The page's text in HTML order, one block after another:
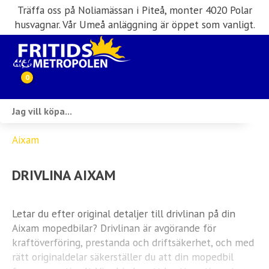
Träffa oss på Noliamässan i Piteå, monter 4020 Polar
husvagnar. Vår Umeå anläggning är öppet som vanligt.
0
Husbilsuthyrning
Verkstad
Aixam
DRIVLINA AIXAM
Letar du efter original detaljer till drivlinan på din
Aixam mopedbilar? Drivlinan är avgörande för
kraftöverföring, prestanda och driftsäkerhet, och med
rätt originaldelar säkerställer du att din mopedbil